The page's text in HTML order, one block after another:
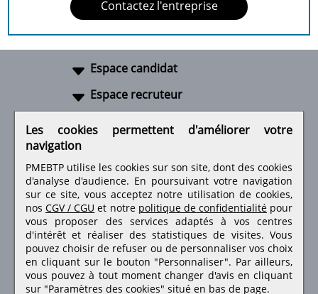
Contactez l'entreprise
Espace candidat
Espace recruteur
Retrouvez-nous sur les réseaux sociaux
Les cookies permettent d'améliorer votre
navigation
PMEBTP utilise les cookies sur son site, dont des cookies
d'analyse d'audience. En poursuivant votre navigation
sur ce site, vous acceptez notre utilisation de cookies,
nos CGV / CGU et notre politique de confidentialité pour
vous proposer des services adaptés à vos centres
d'intérêt et réaliser des statistiques de visites.Vous
pouvez choisir de refuser ou de personnaliser vos choix
en cliquant sur le bouton "Personnaliser". Par ailleurs,
vous pouvez à tout moment changer d'avis en cliquant
sur "Paramètres des cookies" situé en bas de page.